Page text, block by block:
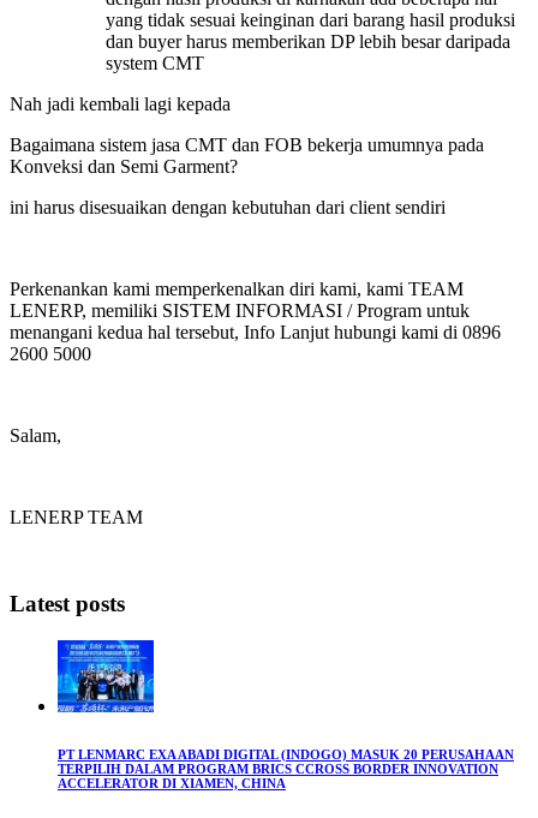
yang tidak sesuai keinginan dari barang hasil produksi
dan buyer harus memberikan DP lebih besar daripada
system CMT
Nah jadi kembali lagi kepada
Bagaimana sistem jasa CMT dan FOB bekerja umumnya pada
Konveksi dan Semi Garment?
ini harus disesuaikan dengan kebutuhan dari client sendiri
Perkenankan kami memperkenalkan diri kami, kami TEAM
LENERP, memiliki SISTEM INFORMASI / Program untuk
menangani kedua hal tersebut, Info Lanjut hubungi kami di 0896
2600 5000
Salam,
LENERP TEAM
Latest posts
PT LENMARC EXA ABADI DIGITAL (INDOGO) MASUK 20 PERUSAHAAN
TERPILIH DALAM PROGRAM BRICS CCROSS BORDER INNOVATION
ACCELERATOR DI XIAMEN, CHINA